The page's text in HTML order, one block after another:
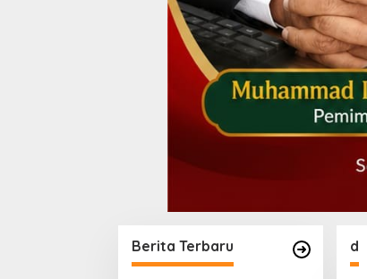
Berita Terbaru d